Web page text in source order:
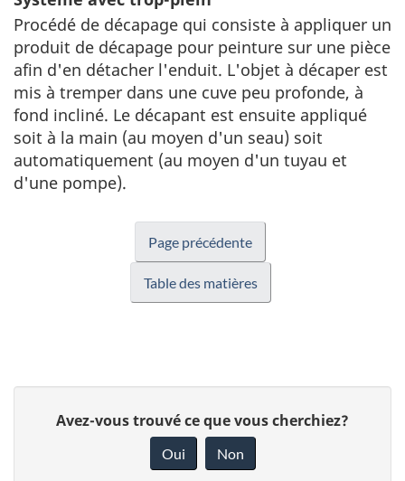
Procédé de décapage qui consiste à appliquer un
produit de décapage pour peinture sur une pièce
afin d'en détacher l'enduit. L'objet à décaper est
mis à tremper dans une cuve peu profonde, à
fond incliné. Le décapant est ensuite appliqué
soit à la main (au moyen d'un seau) soit
automatiquement (au moyen d'un tuyau et
d'une pompe).
Page précédente
Table des matières
Avez-vous trouvé ce que vous cherchiez?
Oui Non